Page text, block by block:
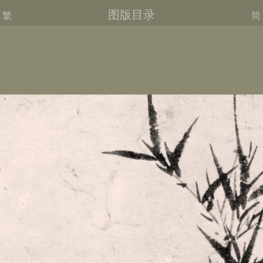
繁 图版目录 简